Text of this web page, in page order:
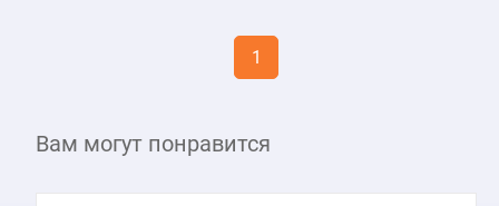
1
Вам могут понравится